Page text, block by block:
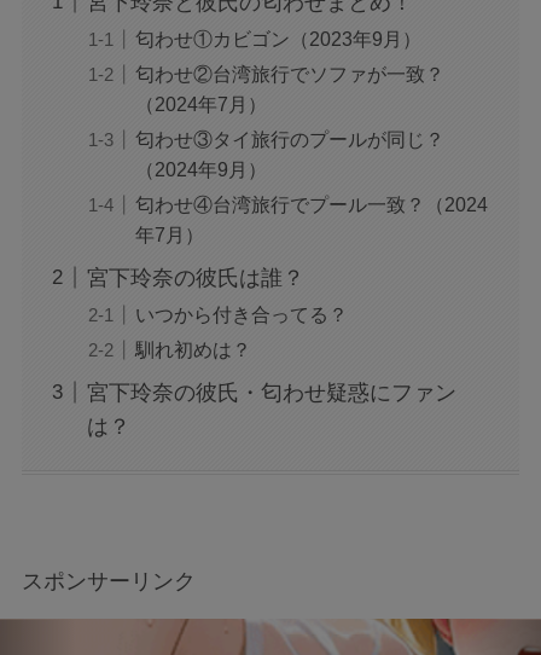
匂わせ①カビゴン（2023年9月）
匂わせ②台湾旅行でソファが一致？
（2024年7月）
匂わせ③タイ旅行のプールが同じ？
（2024年9月）
匂わせ④台湾旅行でプール一致？（2024
年7月）
宮下玲奈の彼氏は誰？
いつから付き合ってる？
馴れ初めは？
宮下玲奈の彼氏・匂わせ疑惑にファン
は？
スポンサーリンク